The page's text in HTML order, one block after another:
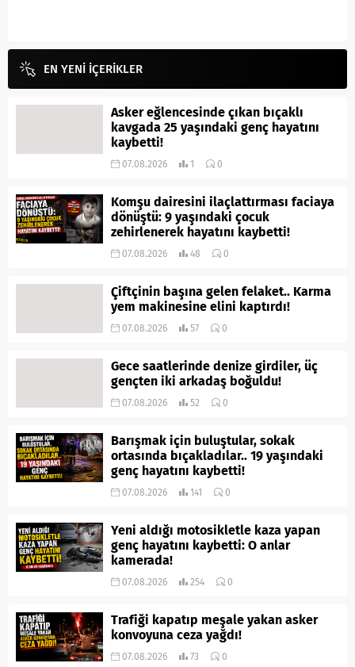
EN YENİ İÇERİKLER
Asker eğlencesinde çıkan bıçaklı
kavgada 25 yaşındaki genç hayatını
kaybetti!
07.08.2026 1 0
Komşu dairesini ilaçlattırması faciaya
dönüştü: 9 yaşındaki çocuk
zehirlenerek hayatını kaybetti!
07.08.2026 48 0
Çiftçinin başına gelen felaket.. Karma
yem makinesine elini kaptırdı!
07.08.2026 57 0
Gece saatlerinde denize girdiler, üç
gençten iki arkadaş boğuldu!
07.08.2026 52 0
Barışmak için buluştular, sokak
ortasında bıçakladılar.. 19 yaşındaki
genç hayatını kaybetti!
07.08.2026 141 0
Yeni aldığı motosikletle kaza yapan
genç hayatını kaybetti: O anlar
kamerada!
07.08.2026 254 0
Trafiği kapatıp meşale yakan asker
konvoyuna ceza yağdı!
07.08.2026 73 0